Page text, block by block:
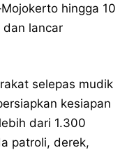
hingga 10
lancar
selepas mudik
kesiapan
dari 1.300
patroli, derek,